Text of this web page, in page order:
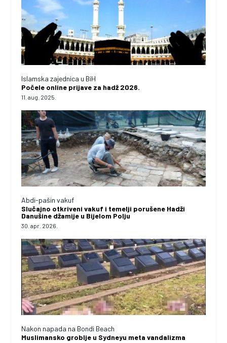
Islamska zajednica u BiH
Počele online prijave za hadž 2026.
11. aug. 2025.
Abdi-pašin vakuf
Slučajno otkriveni vakuf i temelji porušene Hadži
Danušine džamije u Bijelom Polju
30. apr. 2026.
Nakon napada na Bondi Beach
Muslimansko groblje u Sydneyu meta vandalizma